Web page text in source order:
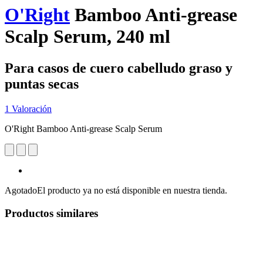
O'Right Bamboo Anti-grease
Scalp Serum, 240 ml
Para casos de cuero cabelludo graso y
puntas secas
1 Valoración
O'Right Bamboo Anti-grease Scalp Serum
AgotadoEl producto ya no está disponible en nuestra tienda.
Productos similares